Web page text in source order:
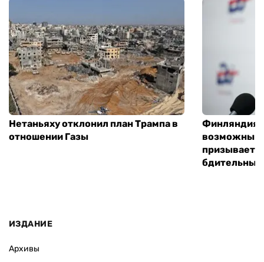
Нетаньяху отклонил план Трампа в
отношении Газы
Финляндия
возможным
призывает
ИЗДАНИЕ
Архивы